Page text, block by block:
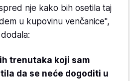
nje kako bih osetila taj
u kupovinu venčanice",
trenutaka koji sam
da se neće dogoditi u